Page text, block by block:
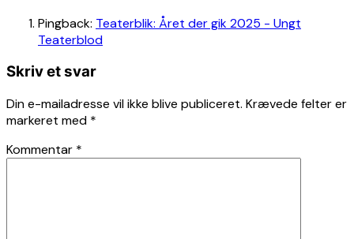
Pingback: Teaterblik: Året der gik 2025 - Ungt
Teaterblod
Skriv et svar
Din e-mailadresse vil ikke blive publiceret. Krævede felter er
markeret med *
Kommentar *